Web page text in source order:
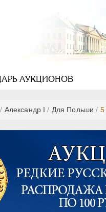
АУКЦИОНОВ
/ Александр I / Для Польши / 5